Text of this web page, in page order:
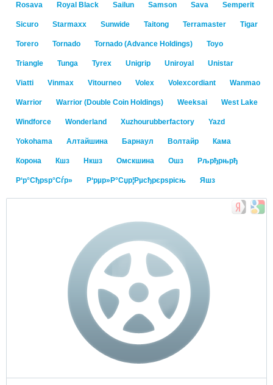
Rosava Royal Black Sailun Samson Sava Semperit
Sicuro Starmaxx Sunwide Taitong Terramaster Tigar
Torero Tornado Tornado (Advance Holdings) Toyo
Triangle Tunga Tyrex Unigrip Uniroyal Unistar
Viatti Vinmax Vitourneo Volex Volexcordiant Wanmao
Warrior Warrior (Double Coin Holdings) Weeksai West Lake
Windforce Wonderland Xuzhourubberfactory Yazd
Yokohama Алтайшина Барнаул Волтайр Кама
Корона Кшз Нкшз Омскшина Ошз Рљрђрњрђ
Р‘р°Сђрѕр°Сѓр» Р‘рµр»Р°Сџр¦Рµсђрєрѕрісњ Яшз